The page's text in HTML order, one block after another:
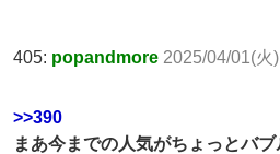
405: popandmore 2025/04/01(火
>>390
まあ今までの人気がちょっとバ